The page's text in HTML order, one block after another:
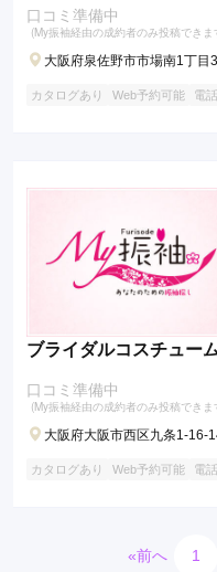
口コミ準備中
(My振袖経由の成約者のみ投稿できま
大阪府泉佐野市市場南1丁目
カタログあり Web予約可能 電
ブライダルコスチューム
口コミ準備中
(My振袖経由の成約者のみ投稿できま
大阪府大阪市西区九条1-16-
カタログあり Web予約可能 電
«前へ 1